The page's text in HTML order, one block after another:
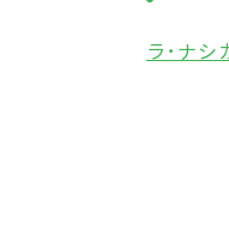
ラ･ナシ